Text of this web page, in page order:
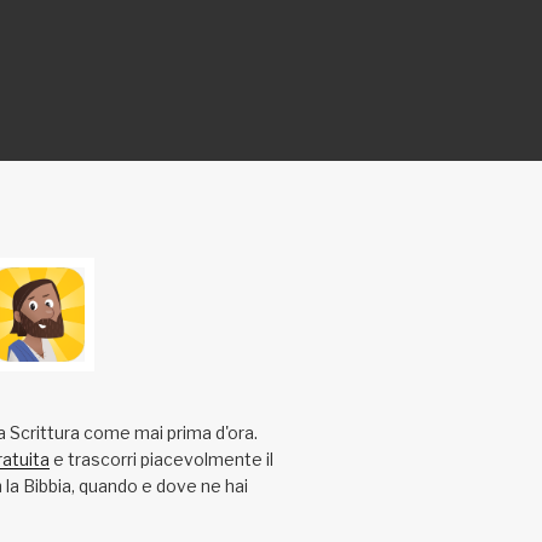
Scrittura come mai prima d'ora.
e trascorri piacevolmente il
Bibbia, quando e dove ne hai